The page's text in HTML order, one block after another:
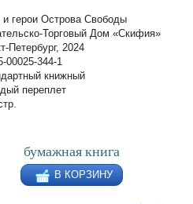
и герои Острова Свободы
Торговый Дом «Скифия»
Петербург, 2024
00025-344-1
книжный
переплет
бумажная книга
В КОРЗИНУ